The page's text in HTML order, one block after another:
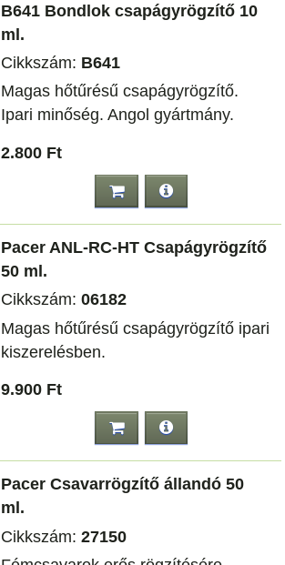
B641 Bondlok csapágyrögzítő 10
ml.
Cikkszám: B641
Magas hőtűrésű csapágyrögzítő.
Ipari minőség. Angol gyártmány.
2.800 Ft
Pacer ANL-RC-HT Csapágyrögzítő
50 ml.
Cikkszám: 06182
Magas hőtűrésű csapágyrögzítő ipari
kiszerelésben.
9.900 Ft
Pacer Csavarrögzítő állandó 50
ml.
Cikkszám: 27150